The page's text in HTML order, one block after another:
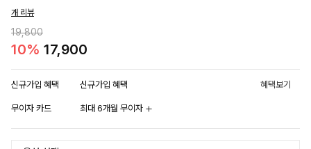
개 리뷰
19,800
10% 17,900
신규가입 혜택 신규가입 혜택 혜택보기
무이자 카드 최대 6개월 무이자